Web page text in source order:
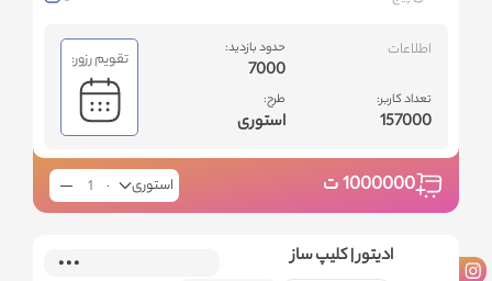
اطلاعات
تعداد کاربر:
157000
حدود بازدید:
7000
طرح:
استوری
تقویم رزور:
1000000ت استوری
ادیتور | کلیپ ساز